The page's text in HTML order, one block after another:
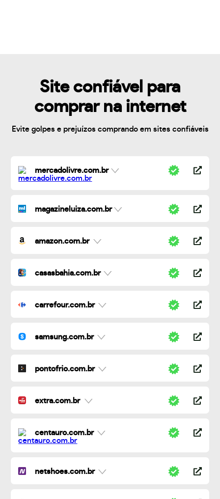
Site confiável para
comprar na internet
Evite golpes e prejuízos comprando em sites confiáveis
mercadolivre.com.br
magazineluiza.com.br
amazon.com.br
casasbahia.com.br
carrefour.com.br
samsung.com.br
pontofrio.com.br
extra.com.br
centauro.com.br
netshoes.com.br